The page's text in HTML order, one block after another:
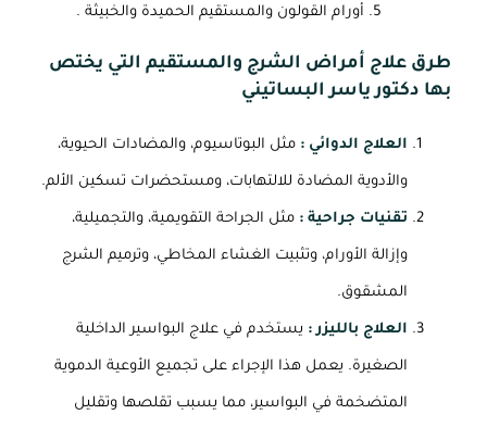
أورام القولون والمستقيم الحميدة والخبيثة .
طرق علاج أمراض الشرج والمستقيم التي يختص
بها دكتور ياسر البساتيني
العلاج الدوائي : مثل البوتاسيوم، والمضادات الحيوية،
والأدوية المضادة للالتهابات، ومستحضرات تسكين الألم.
تقنيات جراحية : مثل الجراحة التقويمية، والتجميلية،
وإزالة الأورام، وتثبيت الغشاء المخاطي، وترميم الشرج
المشقوق.
العلاج بالليزر : يستخدم في علاج البواسير الداخلية
الصغيرة. يعمل هذا الإجراء على تجميع الأوعية الدموية
المتضخمة في البواسير، مما يسبب تقلصها وتقليل